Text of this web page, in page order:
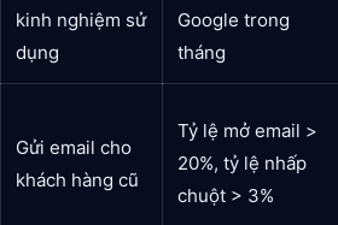
kinh nghiệm sử
dụng
Google trong
tháng
Gửi email cho
khách hàng cũ
Tỷ lệ mở email >
20%, tỷ lệ nhấp
chuột > 3%